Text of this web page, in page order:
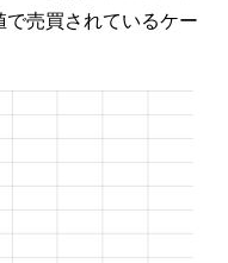
売買されているケー